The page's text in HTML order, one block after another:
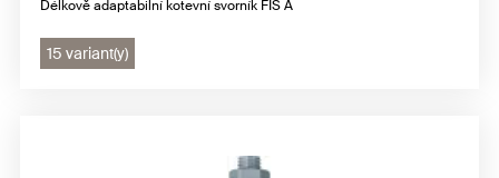
Délkově adaptabilní kotevní svorník FIS A
15 variant(y)